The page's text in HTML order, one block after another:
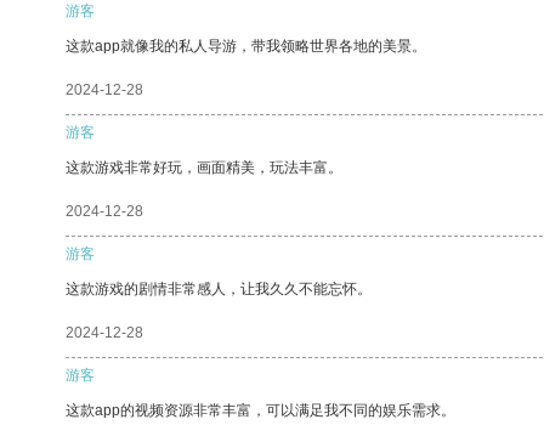
游客
这款app就像我的私人导游，带我领略世界各地的美景。
2024-12-28
游客
这款游戏非常好玩，画面精美，玩法丰富。
2024-12-28
游客
这款游戏的剧情非常感人，让我久久不能忘怀。
2024-12-28
游客
这款app的视频资源非常丰富，可以满足我不同的娱乐需求。